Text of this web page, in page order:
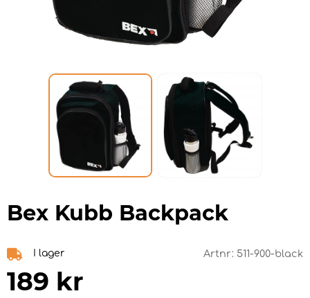
Bex Kubb Backpack
I lager Artnr: 511-900-black
189 kr